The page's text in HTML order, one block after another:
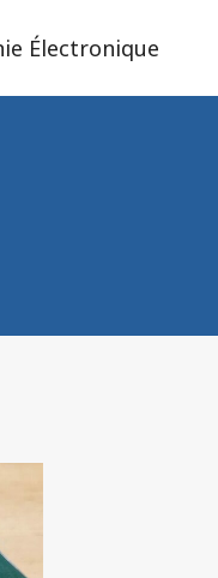
Électronique